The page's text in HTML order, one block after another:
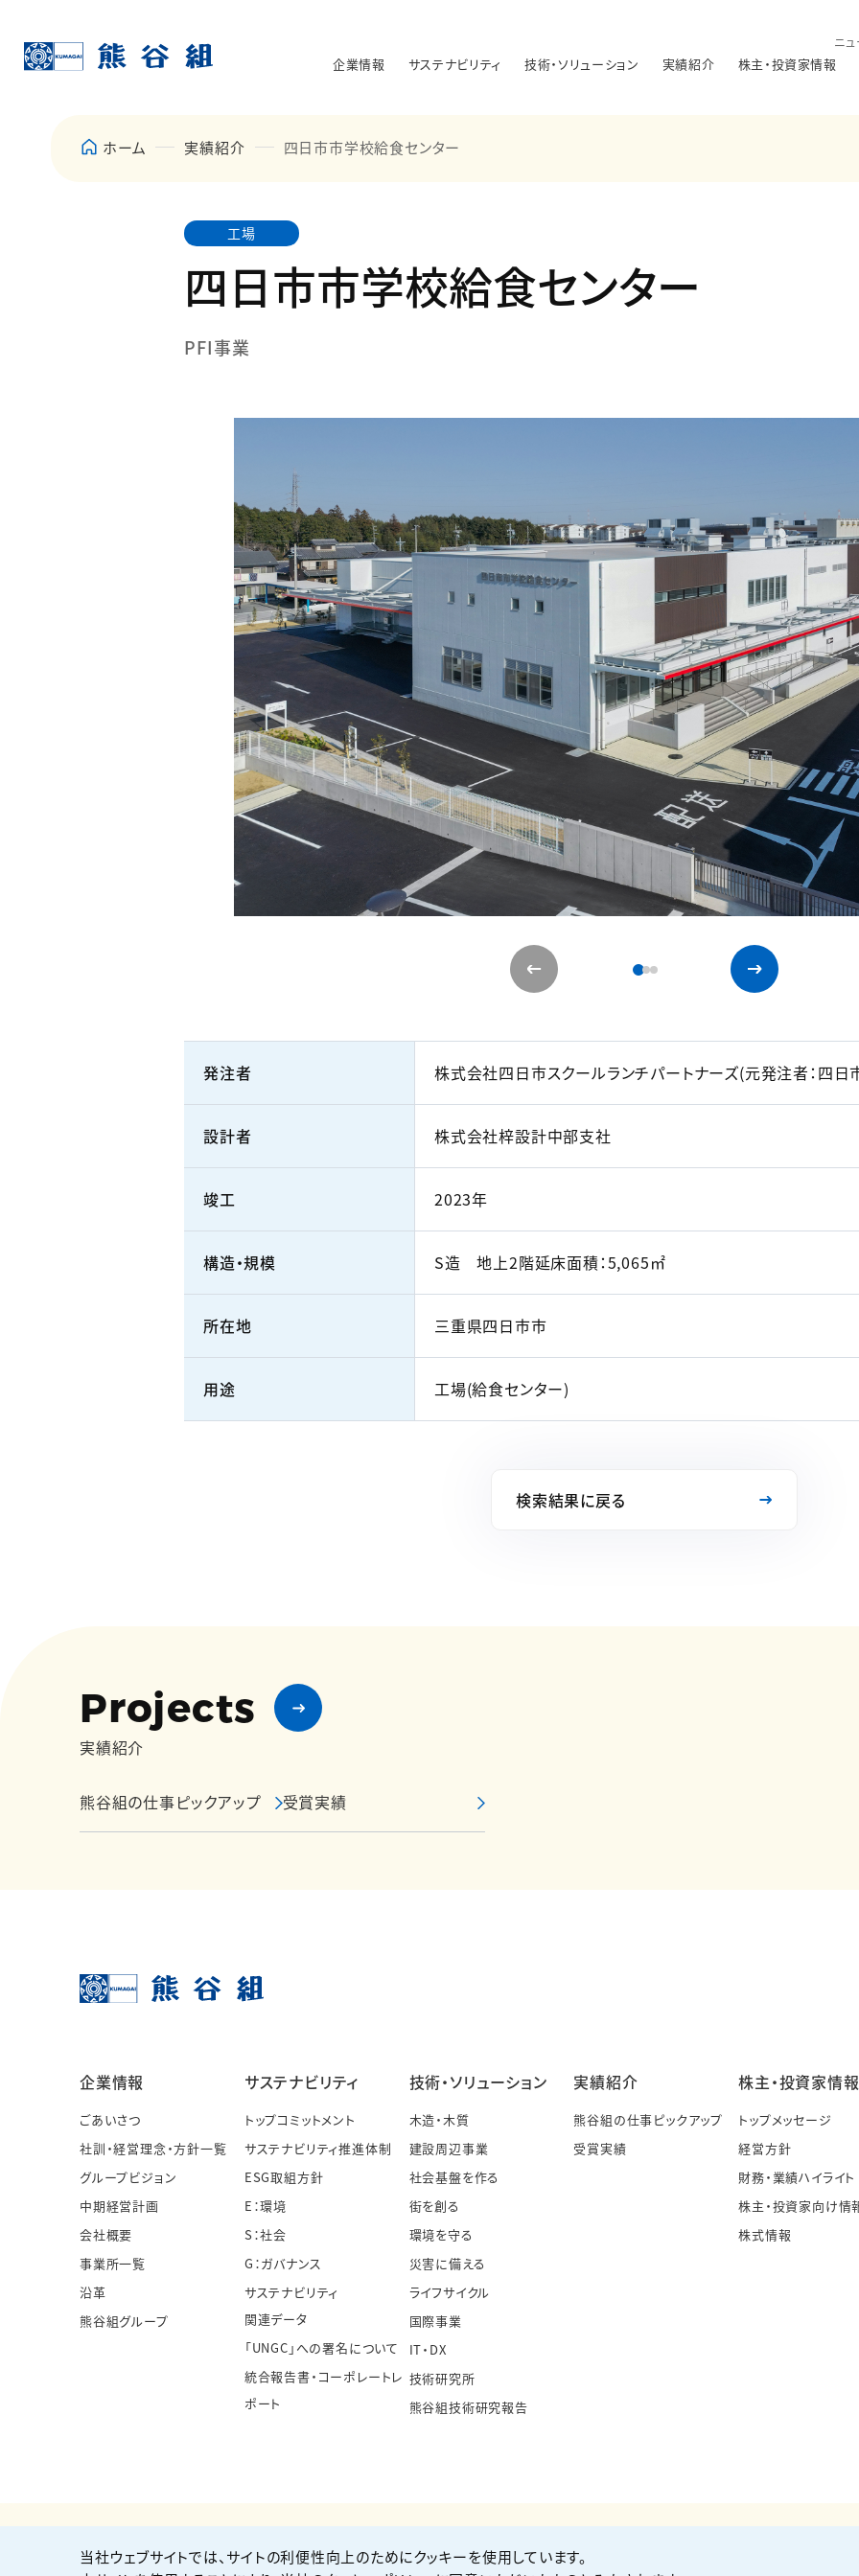
ニ
企業情報 サステナビリティ 技術・ソリューション 実績紹介 株主・投資家情報
ホーム 実績紹介 四日市市学校給食センター
工場
四日市市学校給食センター
PFI事業
発注者 株式会社四日市スクールランチパートナーズ(元発注者：四日
設計者 株式会社梓設計中部支社
竣工 2023年
構造・規模 S造 地上2階延床面積：5,065㎡
所在地 三重県四日市市
用途 工場(給食センター)
検索結果に戻る
Projects
実績紹介
熊谷組の仕事ピックアップ 受賞実績
企業情報
ごあいさつ
社訓・経営理念・方針一覧
グループビジョン
中期経営計画
会社概要
事業所一覧
沿革
熊谷組グループ
サステナビリティ
トップコミットメント
サステナビリティ推進体制
ESG取組方針
E：環境
S：社会
G：ガバナンス
サステナビリティ
関連データ
「UNGC」への署名について
統合報告書・コーポレートレ
ポート
技術・ソリューション
木造・木質
建設周辺事業
社会基盤を作る
街を創る
環境を守る
災害に備える
ライフサイクル
国際事業
IT・DX
技術研究所
熊谷組技術研究報告
実績紹介
熊谷組の仕事ピックアップ
受賞実績
株主・投資家情報
トップメッセージ
経営方針
財務・業績ハイライト
株主・投資家向け情
株式情報
個人情報保護方針 サイト利用規約 サイトマップ お問い合わせ
当社ウェブサイトでは、サイトの利便性向上のためにクッキーを使用しています。